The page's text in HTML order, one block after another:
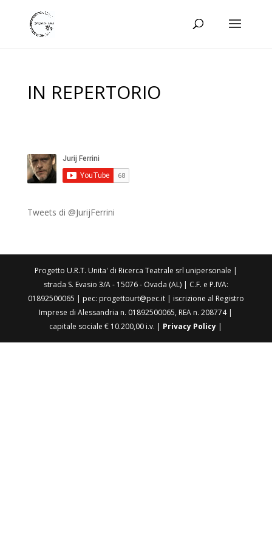
IN REPERTORIO
Tweets di @JurijFerrini
Progetto U.R.T. Unita' di Ricerca Teatrale srl unipersonale |
strada S. Evasio 3/A - 15076 - Ovada (AL) | C.F. e P.IVA:
01892500065 | pec: progettourt@pec.it | iscrizione al Registro
Imprese di Alessandria n. 01892500065, REA n. 208774 |
capitale sociale € 10.200,00 i.v. | Privacy Policy |